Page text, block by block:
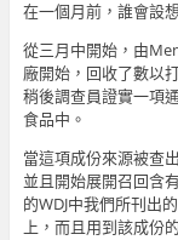
在一個月前，誰會設
從三月中開始，由
廠開始，回收了數以
稍後調查員證實一項
食品中。
當這項成份來源被查
並且開始展開召回含
的WDJ中我們所刊出
上，而且用到該成份